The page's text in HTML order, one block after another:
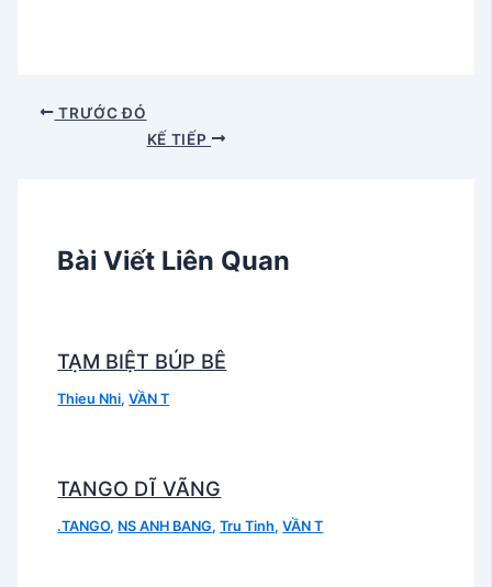
TRƯỚC ĐÓ
KẾ TIẾP
Bài Viết Liên Quan
TẠM BIỆT BÚP BÊ
Thieu Nhi,VẦN T
TANGO DĨ VÃNG
.TANGO, NS ANH BANG,Tru Tinh,VẦN T